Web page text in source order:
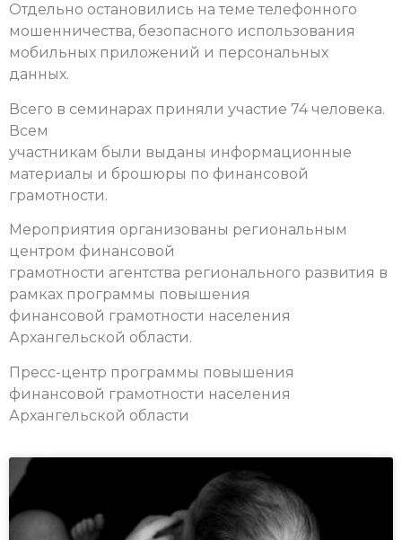
Отдельно остановились на теме телефонного
мошенничества, безопасного использования
мобильных приложений и персональных
данных.
Всего в семинарах приняли участие 74 человека.
Всем
участникам были выданы информационные
материалы и брошюры по финансовой
грамотности.
Мероприятия организованы региональным
центром финансовой
грамотности агентства регионального развития в
рамках программы повышения
финансовой грамотности населения
Архангельской области.
Пресс-центр программы повышения
финансовой грамотности населения
Архангельской области